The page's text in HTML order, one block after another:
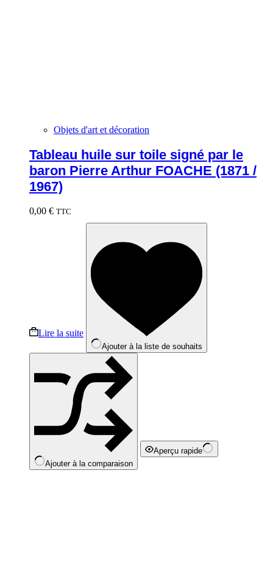
Objets d'art et décoration
Tableau huile sur toile signé par le
baron Pierre Arthur FOACHE (1871 /
1967)
0,00 € TTC
Lire la suite
Ajouter à la liste de souhaits
Ajouter à la comparaison
Aperçu rapide